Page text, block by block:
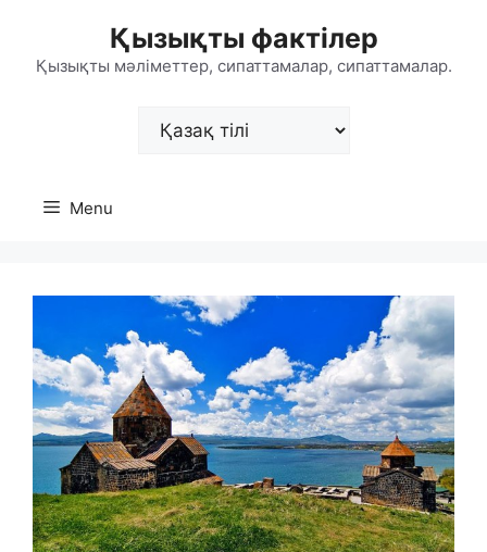
content
Қызықты фактілер
Қызықты мәліметтер, сипаттамалар, сипаттамалар.
Choose
Menu